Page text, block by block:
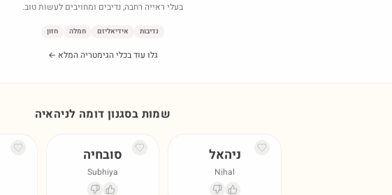
בעלי ראייה רחבה, נדיבים ומחויבים לעשות טוב.
נדיבות אידיאליזם חמלה חזון
גלו עוד בכלי הגימטריה המלא ←
שמות בסגנון דומה לניהאיה
ניהאל
Nihal
סובחיה
Subhiya